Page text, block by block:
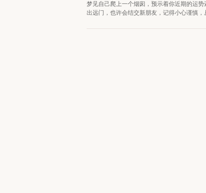
梦见自己爬上一个烟囱，预示着你近期的运
出远门，也许会结交新朋友，记得小心谨慎